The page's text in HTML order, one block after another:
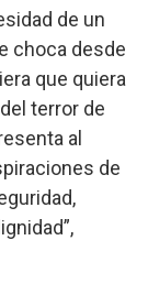
de un
choca desde
que quiera
terror de
al
de